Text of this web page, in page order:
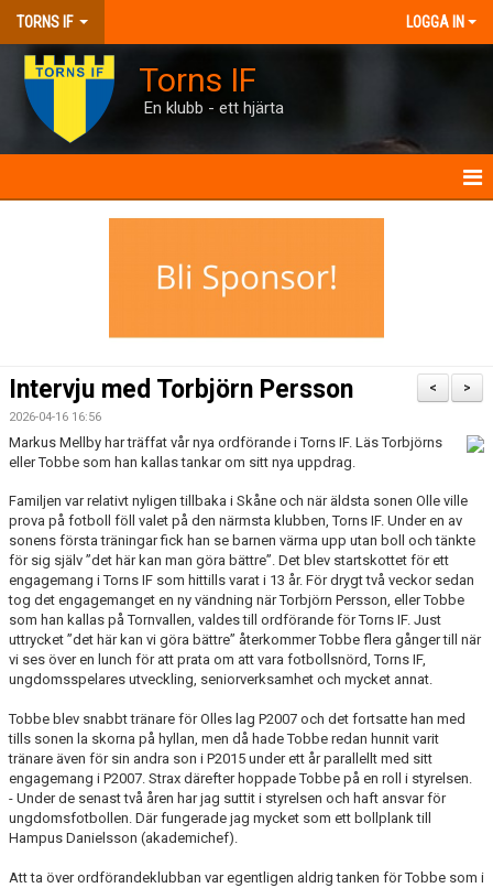
TORNS IF LOGGA IN
Torns IF
En klubb - ett hjärta
MATCHER
BILJETTER
TORN I SAMHÄLLET
ARRANGEMANG
WEBBSHOP
>
<
Intervju med Torbjörn Persson
2026-04-16 16:56
Markus Mellby har träffat vår nya ordförande i Torns IF. Läs Torbjörns
eller Tobbe som han kallas tankar om sitt nya uppdrag.
Familjen var relativt nyligen tillbaka i Skåne och när äldsta sonen Olle ville
prova på fotboll föll valet på den närmsta klubben, Torns IF. Under en av
sonens första träningar fick han se barnen värma upp utan boll och tänkte
för sig själv ”det här kan man göra bättre”. Det blev startskottet för ett
engagemang i Torns IF som hittills varat i 13 år. För drygt två veckor sedan
tog det engagemanget en ny vändning när Torbjörn Persson, eller Tobbe
som han kallas påTornvallen, valdes till ordförande för Torns IF. Just
uttrycket ”det här kan vi göra bättre” återkommer Tobbe flera gånger till när
vi ses över en lunch för att prata om att vara fotbollsnörd, Torns IF,
ungdomsspelares utveckling, seniorverksamhet och mycket annat.
Tobbe blev snabbt tränare för Olles lag P2007 och det fortsatte han med
tills sonen la skorna på hyllan, men då hade Tobbe redan hunnit varit
tränare även för sin andra son i P2015 under ett år parallellt med sitt
engagemang i P2007. Strax därefter hoppade Tobbe på en roll i styrelsen.
- Under de senast två åren har jag suttit i styrelsen och haft ansvar för
ungdomsfotbollen. Där fungerade jag mycket som ett bollplank till
Hampus Danielsson (akademichef).
Att ta över ordförandeklubban var egentligen aldrig tanken för Tobbe som i